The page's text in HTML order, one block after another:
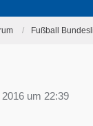
Fußball
um 22:39